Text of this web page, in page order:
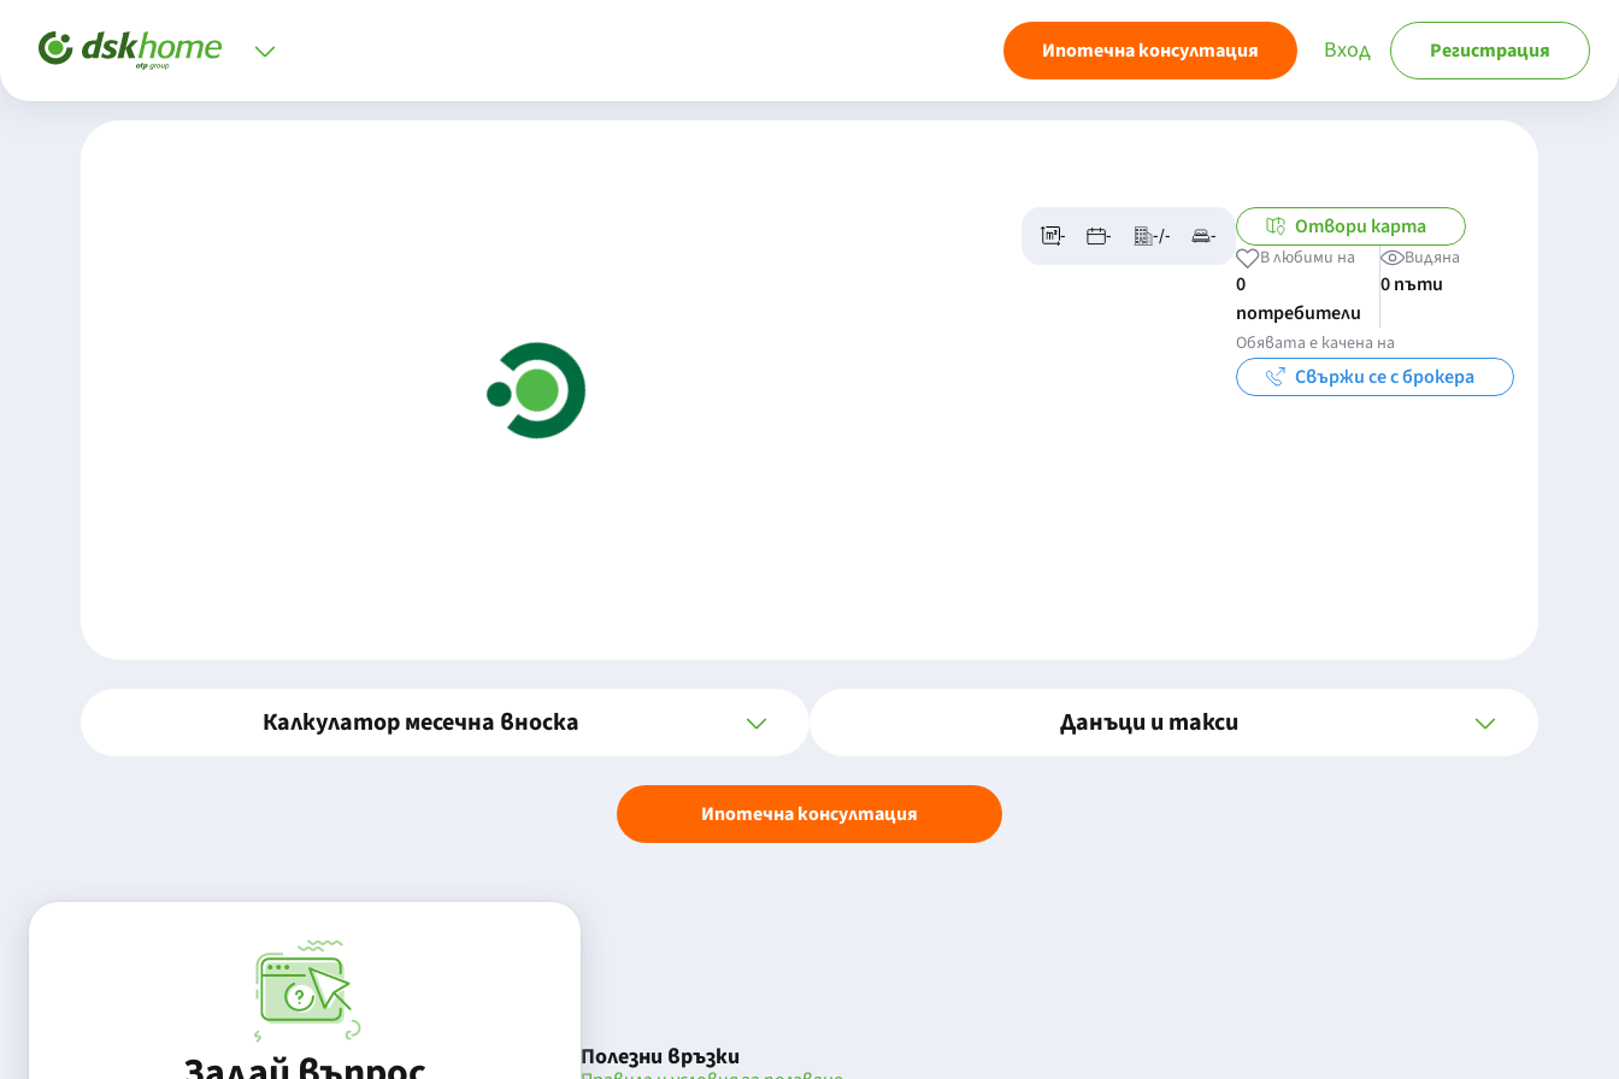
Ипотечна консултация Вход Регистрация
- - -/- - Отвори карта
В любими на
0
потребители
Видяна
0 пъти
Обявата е качена на
Свържи се с брокера
Калкулатор месечна вноска Данъци и такси
Ипотечна консултация
Полезни връзки